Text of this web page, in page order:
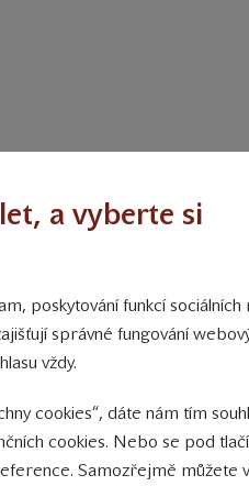
přepravními
Počítejte také prosím, že
12. 2022 do 14.00.
a vyberte si
poskytování funkcí sociálních
správné fungování
vždy.
cookies“, dáte nám tím
cookies. Nebo se pod
Samozřejmě můžete